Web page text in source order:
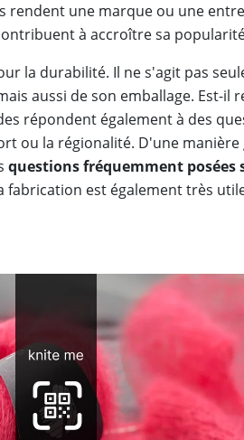
rendent une marque ou une
à accroître sa
la durabilité. Il ne s'agit pas
aussi de son emballage. Est-il
répondent également à des
ou la régionalité. D'une manière
questions fréquemment posées
fabrication est également très